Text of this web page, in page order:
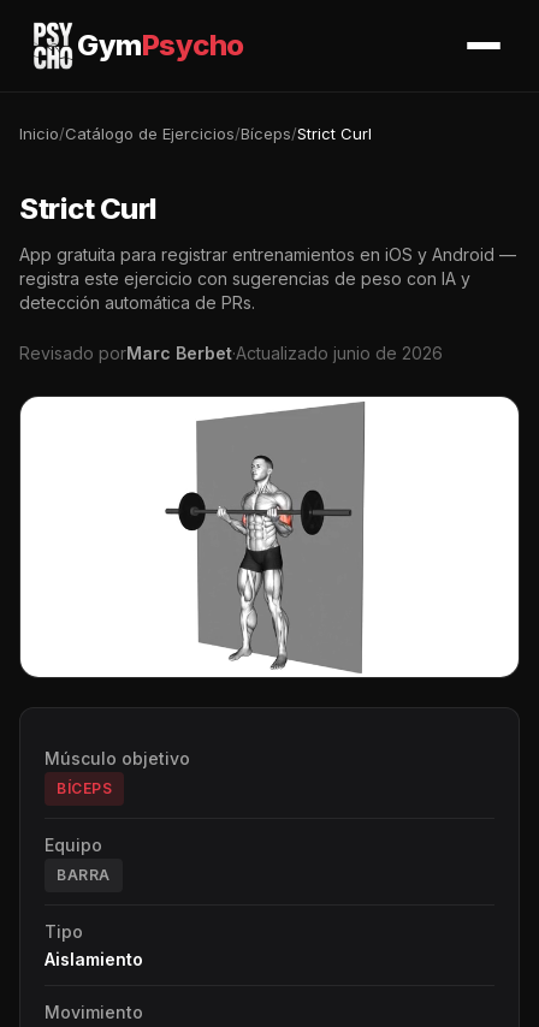
GymPsycho
Inicio/Catálogo de Ejercicios/Bíceps/Strict Curl
Strict Curl
App gratuita para registrar entrenamientos en iOS y Android —
registra este ejercicio con sugerencias de peso con IA y
detección automática de PRs.
Revisado porMarc Berbet·Actualizado junio de 2026
Músculo objetivo
BÍCEPS
Equipo
BARRA
Tipo
Aislamiento
Movimiento